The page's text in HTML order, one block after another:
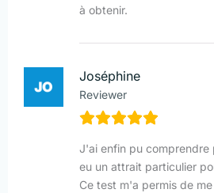
à obtenir.
Joséphine
Reviewer
J'ai enfin pu comprendre
eu un attrait particulier
Ce test m'a permis de